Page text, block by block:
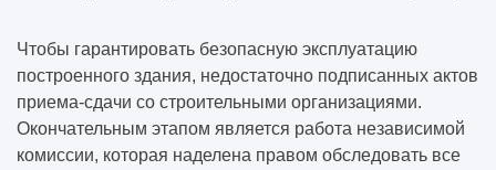
Чтобы гарантировать безопасную эксплуатацию
построенного здания, недостаточно подписанных актов
приема-сдачи со строительными организациями.
Окончательным этапом является работа независимой
комиссии, которая наделена правом обследовать все